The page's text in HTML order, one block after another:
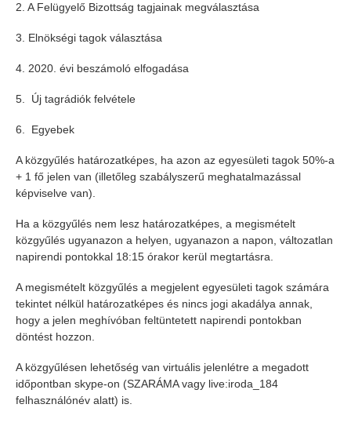
2. A Felügyelő Bizottság tagjainak megválasztása
3. Elnökségi tagok választása
4. 2020. évi beszámoló elfogadása
5. Új tagrádiók felvétele
6. Egyebek
A közgyűlés határozatképes, ha azon az egyesületi tagok 50%-a
+ 1 fő jelen van (illetőleg szabályszerű meghatalmazással
képviselve van).
Ha a közgyűlés nem lesz határozatképes, a megismételt
közgyűlés ugyanazon a helyen, ugyanazon a napon, változatlan
napirendi pontokkal 18:15 órakor kerül megtartásra.
A megismételt közgyűlés a megjelent egyesületi tagok számára
tekintet nélkül határozatképes és nincs jogi akadálya annak,
hogy a jelen meghívóban feltüntetett napirendi pontokban
döntést hozzon.
A közgyűlésen lehetőség van virtuális jelenlétre a megadott
időpontban skype-on (SZARÁMA vagy live:iroda_184
felhasználónév alatt) is.